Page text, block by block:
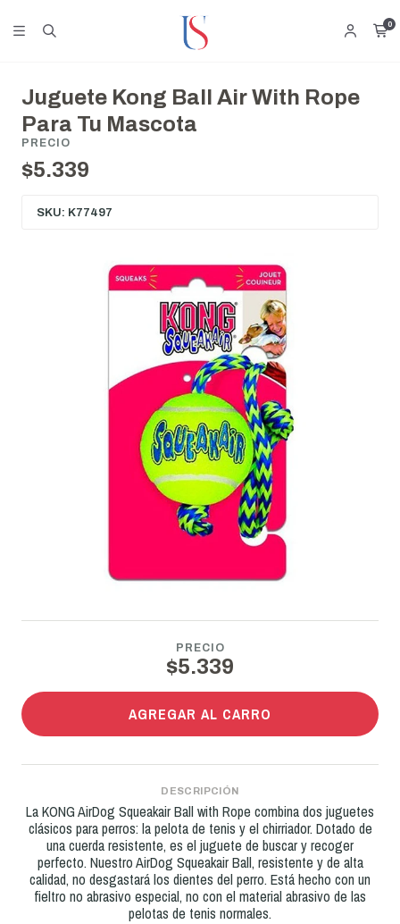
0
Juguete Kong Ball Air With Rope
Para Tu Mascota
PRECIO
$5.339
SKU: K77497
PRECIO
$5.339
AGREGAR AL CARRO
DESCRIPCIÓN
La KONG AirDog Squeakair Ball with Rope combina dos juguetes
clásicos para perros: la pelota de tenis y el chirriador. Dotado de
una cuerda resistente, es el juguete de buscar y recoger
perfecto. Nuestro AirDog Squeakair Ball, resistente y de alta
calidad, no desgastará los dientes del perro. Está hecho con un
fieltro no abrasivo especial, no con el material abrasivo de las
pelotas de tenis normales.